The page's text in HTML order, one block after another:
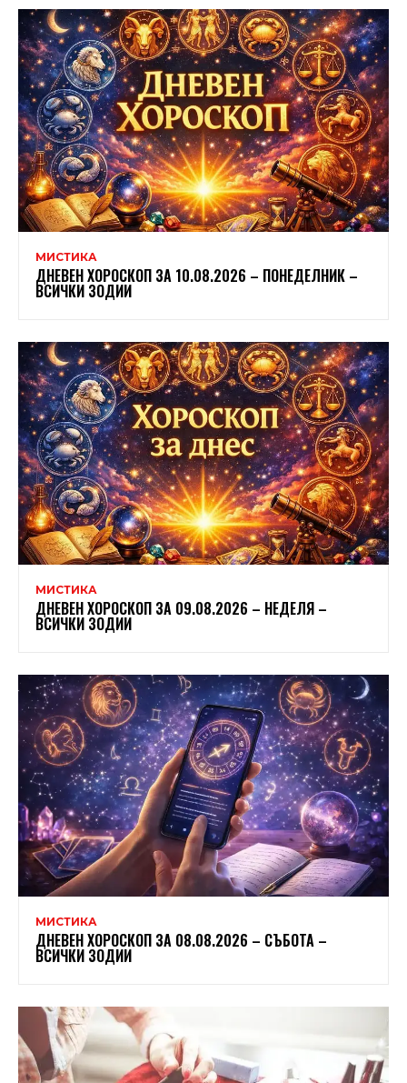
МИСТИКА
ДНЕВЕН ХОРОСКОП ЗА 10.08.2026 – ПОНЕДЕЛНИК –
ВСИЧКИ ЗОДИИ
МИСТИКА
ДНЕВЕН ХОРОСКОП ЗА 09.08.2026 – НЕДЕЛЯ –
ВСИЧКИ ЗОДИИ
МИСТИКА
ДНЕВЕН ХОРОСКОП ЗА 08.08.2026 – СЪБОТА –
ВСИЧКИ ЗОДИИ